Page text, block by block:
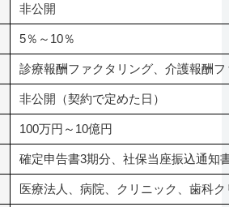
非公開
5％～10％
診療報酬ファクタリング、介護報酬
非公開（契約で定めた日）
100万円～10億円
確定申告書3期分、社保当座振込通知
医療法人、病院、クリニック、歯科